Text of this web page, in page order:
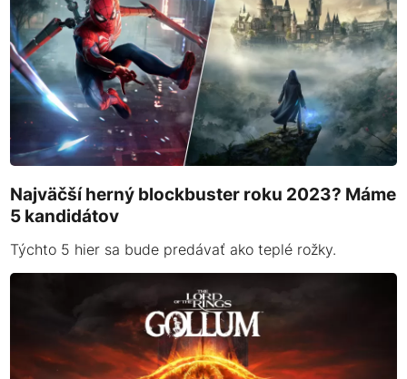
Najväčší herný blockbuster roku 2023? Máme
5 kandidátov
Týchto 5 hier sa bude predávať ako teplé rožky.